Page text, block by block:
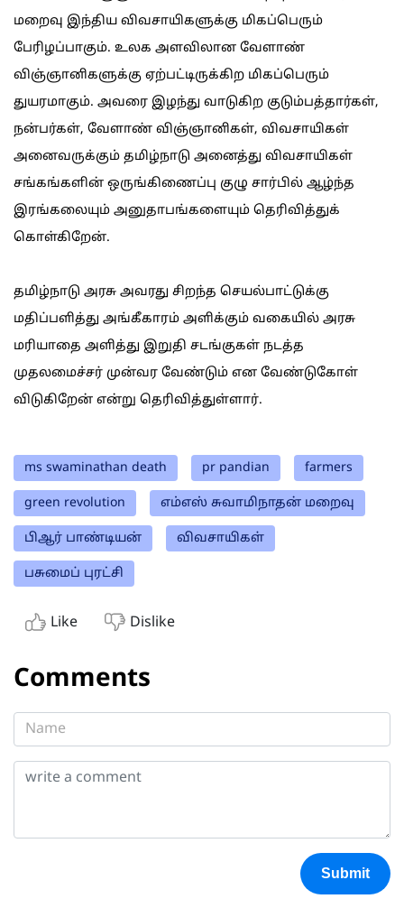
மறைவு இந்திய விவசாயிகளுக்கு மிகப்பெரும்
பேரிழப்பாகும். உலக அளவிலான வேளாண்
விஞ்ஞானிகளுக்கு ஏற்பட்டிருக்கிற மிகப்பெரும்
துயரமாகும். அவரை இழந்து வாடுகிற குடும்பத்தார்கள்,
நன்பர்கள், வேளாண் விஞ்ஞானிகள், விவசாயிகள்
அனைவருக்கும் தமிழ்நாடு அனைத்து விவசாயிகள்
சங்கங்களின் ஒருங்கிணைப்பு குழு சார்பில் ஆழ்ந்த
இரங்கலையும் அனுதாபங்களையும் தெரிவித்துக்
கொள்கிறேன்.
தமிழ்நாடு அரசு அவரது சிறந்த செயல்பாட்டுக்கு
மதிப்பளித்து அங்கீகாரம் அளிக்கும் வகையில் அரசு
மரியாதை அளித்து இறுதி சடங்குகள் நடத்த
முதலமைச்சர் முன்வர வேண்டும் என வேண்டுகோள்
விடுகிறேன் என்று தெரிவித்துள்ளார்.
ms swaminathan death pr pandian farmers
green revolution எம்எஸ் சுவாமிநாதன் மறைவு
பிஆர் பாண்டியன் விவசாயிகள்
பசுமைப் புரட்சி
Like Dislike
Comments
Submit